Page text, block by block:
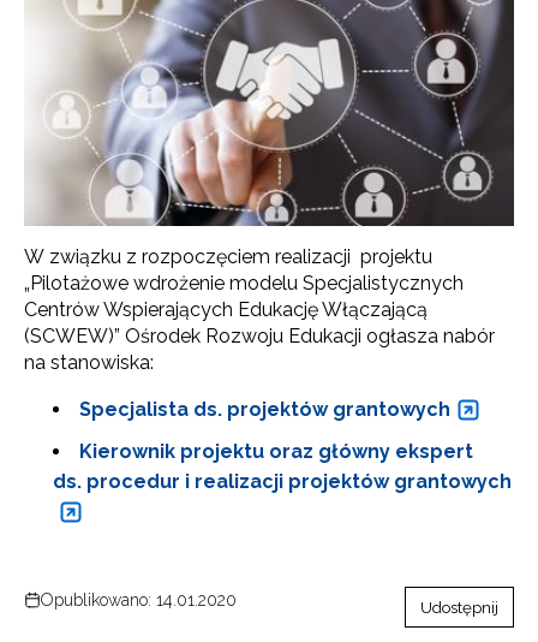
W związku z rozpoczęciem realizacji projektu
„Pilotażowe wdrożenie modelu Specjalistycznych
Centrów Wspierających Edukację Włączającą
(SCWEW)” Ośrodek Rozwoju Edukacji ogłasza nabór
na stanowiska:
Specjalista ds. projektów grantowych
Kierownik projektu oraz główny ekspert
ds. procedur i realizacji projektów grantowych
Opublikowano: 14.01.2020 Udostępnij